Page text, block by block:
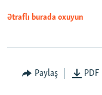
Ətraflı burada oxuyun
Paylaş PDF